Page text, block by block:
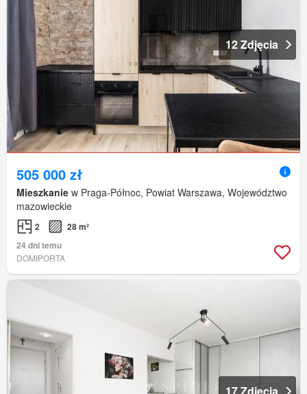
12 Zdjęcia
505 000 zł
Mieszkanie w Praga-Północ, Powiat Warszawa, Województwo
mazowieckie
2
28 m²
24 dni temu
DOMIPORTA